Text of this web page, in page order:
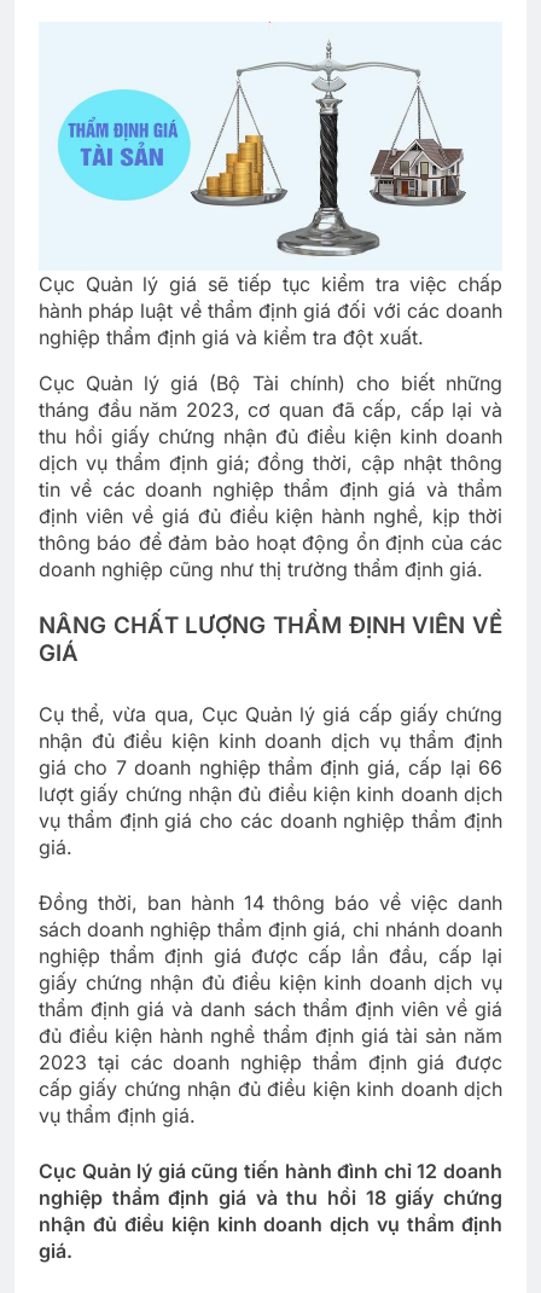
Cục Quản lý giá sẽ tiếp tục kiểm tra việc chấp
hành pháp luật về thẩm định giá đối với các doanh
nghiệp thẩm định giá và kiểm tra đột xuất.
Cục Quản lý giá (Bộ Tài chính) cho biết những
tháng đầu năm 2023, cơ quan đã cấp, cấp lại và
thu hồi giấy chứng nhận đủ điều kiện kinh doanh
dịch vụ thẩm định giá; đồng thời, cập nhật thông
tin về các doanh nghiệp thẩm định giá và thẩm
định viên về giá đủ điều kiện hành nghề, kịp thời
thông báo để đảm bảo hoạt động ổn định của các
doanh nghiệp cũng như thị trường thẩm định giá.
NÂNG CHẤT LƯỢNG THẨM ĐỊNH VIÊN VỀ
GIÁ
Cụ thể, vừa qua, Cục Quản lý giá cấp giấy chứng
nhận đủ điều kiện kinh doanh dịch vụ thẩm định
giá cho 7 doanh nghiệp thẩm định giá, cấp lại 66
lượt giấy chứng nhận đủ điều kiện kinh doanh dịch
vụ thẩm định giá cho các doanh nghiệp thẩm định
giá.
Đồng thời, ban hành 14 thông báo về việc danh
sách doanh nghiệp thẩm định giá, chi nhánh doanh
nghiệp thẩm định giá được cấp lần đầu, cấp lại
giấy chứng nhận đủ điều kiện kinh doanh dịch vụ
thẩm định giá và danh sách thẩm định viên về giá
đủ điều kiện hành nghề thẩm định giá tài sản năm
2023 tại các doanh nghiệp thẩm định giá được
cấp giấy chứng nhận đủ điều kiện kinh doanh dịch
vụ thẩm định giá.
Cục Quản lý giá cũng tiến hành đình chỉ 12 doanh
nghiệp thẩm định giá và thu hồi 18 giấy chứng
nhận đủ điều kiện kinh doanh dịch vụ thẩm định
giá.